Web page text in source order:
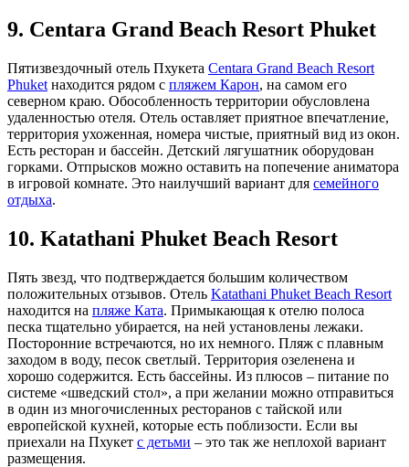
9. Centara Grand Beach Resort Phuket
Пятизвездочный отель Пхукета Centara Grand Beach Resort
Phuket находится рядом с пляжем Карон, на самом его
северном краю. Обособленность территории обусловлена
удаленностью отеля. Отель оставляет приятное впечатление,
территория ухоженная, номера чистые, приятный вид из окон.
Есть ресторан и бассейн. Детский лягушатник оборудован
горками. Отпрысков можно оставить на попечение аниматора
в игровой комнате. Это наилучший вариант для семейного
отдыха.
10. Katathani Phuket Beach Resort
Пять звезд, что подтверждается большим количеством
положительных отзывов. Отель Katathani Phuket Beach Resort
находится на пляже Ката. Примыкающая к отелю полоса
песка тщательно убирается, на ней установлены лежаки.
Посторонние встречаются, но их немного. Пляж с плавным
заходом в воду, песок светлый. Территория озеленена и
хорошо содержится. Есть бассейны. Из плюсов – питание по
системе «шведский стол», а при желании можно отправиться
в один из многочисленных ресторанов с тайской или
европейской кухней, которые есть поблизости. Если вы
приехали на Пхукет с детьми – это так же неплохой вариант
размещения.